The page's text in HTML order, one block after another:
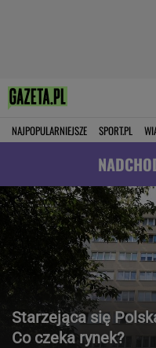
NAJPOPULARNIEJSZE SPORT.PL
Starzejąca się
Co czeka rynek?